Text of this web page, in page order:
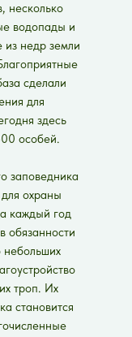
несколько
водопады и
из недр земли
сделали
для
здесь
особей.
заповедника
охраны
каждый год
обязанности
небольших
троп. Их
становится